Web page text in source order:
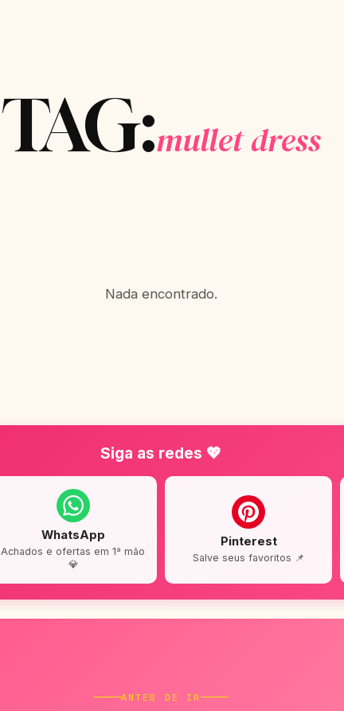
TAG:mullet dress
Nada encontrado.
Siga as redes 💖
WhatsApp
Achados e ofertas em 1ª mão
💎
Pinterest
Salve seus favoritos 📌
ANTES DE IR